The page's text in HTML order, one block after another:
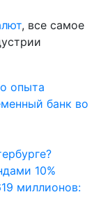
, все самое
банк во
10%
миллионов: